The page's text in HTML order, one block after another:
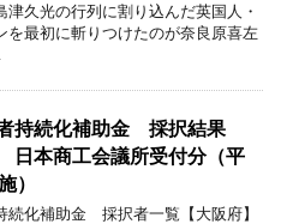
津久光の行列に割り込んだ英国人・
を最初に斬りつけたのが奈良原喜左
持続化補助金 採択結果
日本商工会議所受付分（平
）
続化補助金 採択者一覧【大阪府】